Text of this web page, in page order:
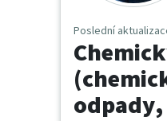
Poslední